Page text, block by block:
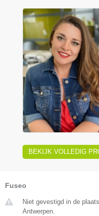
BEKIJK VOLLEDIG
Fuseo
Niet gevestigd in de
Antwerpen.